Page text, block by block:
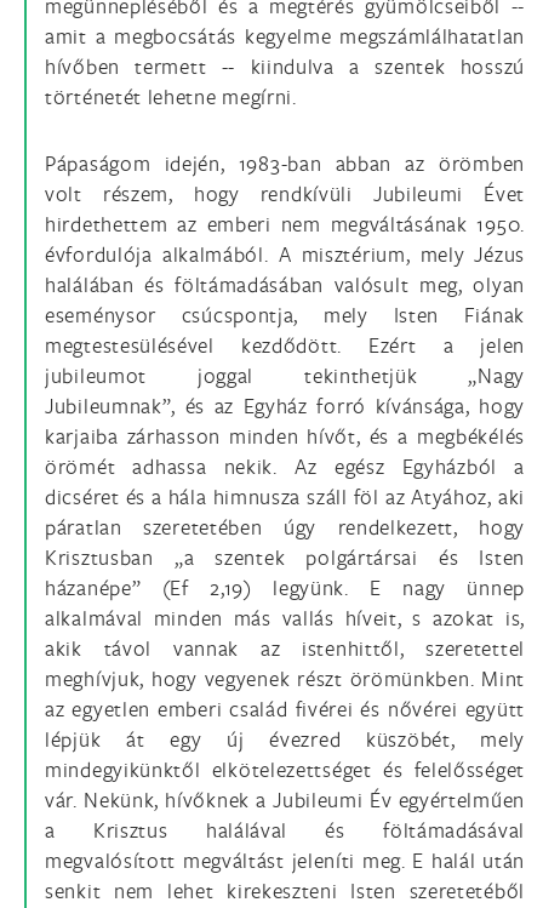
amit a megbocsátás kegyelme megszámlálhatatlan
hívőben termett -- kiindulva a szentek hosszú
történetét lehetne megírni.
Pápaságom idején, 1983-ban abban az örömben
volt részem, hogy rendkívüli Jubileumi Évet
hirdethettem az emberi nem megváltásának 1950.
évfordulója alkalmából. A misztérium, mely Jézus
halálában és föltámadásában valósult meg, olyan
eseménysor csúcspontja, mely Isten Fiának
megtestesülésével kezdődött. Ezért a jelen
jubileumot joggal tekinthetjük „Nagy
Jubileumnak”, és az Egyház forró kívánsága, hogy
karjaiba zárhasson minden hívőt, és a megbékélés
örömét adhassa nekik. Az egész Egyházból a
dicséret és a hála himnusza száll föl az Atyához, aki
páratlan szeretetében úgy rendelkezett, hogy
Krisztusban „a szentek polgártársai és Isten
házanépe” (Ef 2,19) legyünk. E nagy ünnep
alkalmával minden más vallás híveit, s azokat is,
akik távol vannak az istenhittől, szeretettel
meghívjuk, hogy vegyenek részt örömünkben. Mint
az egyetlen emberi család fivérei és nővérei együtt
lépjük át egy új évezred küszöbét, mely
mindegyikünktől elkötelezettséget és felelősséget
vár. Nekünk, hívőknek a Jubileumi Év egyértelműen
a Krisztus halálával és föltámadásával
megvalósított megváltást jeleníti meg. E halál után
senkit nem lehet kirekeszteni Isten szeretetéből